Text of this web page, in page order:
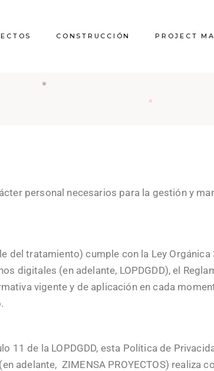
CONSTRUCCIÓN PROJECT
personal necesarios para la gestión y
del tratamiento) cumple con la Ley
digitales (en adelante, LOPDGDD), el
vigente y de aplicación en cada
11 de la LOPDGDD, esta Política de
adelante, ZIMENSA PROYECTOS) realiza